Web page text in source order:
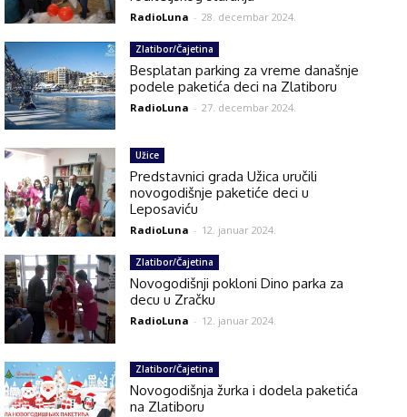
RadioLuna - 28. decembar 2024.
Zlatibor/Čajetina
Besplatan parking za vreme današnje
podele paketića deci na Zlatiboru
RadioLuna - 27. decembar 2024.
Užice
Predstavnici grada Užica uručili
novogodišnje paketiće deci u
Leposaviću
RadioLuna - 12. januar 2024.
Zlatibor/Čajetina
Novogodišnji pokloni Dino parka za
decu u Zračku
RadioLuna - 12. januar 2024.
Zlatibor/Čajetina
Novogodišnja žurka i dodela paketića
na Zlatiboru